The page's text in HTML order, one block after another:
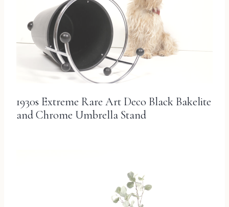
1930s Extreme Rare Art Deco Black Bakelite
and Chrome Umbrella Stand